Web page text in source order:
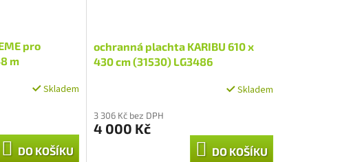
pro
m
Skladem
DO KOŠÍKU
ochranná plachta KARIBU 610 x
430 cm (31530) LG3486
Skladem
3 306 Kč bez DPH
4 000 Kč
DO KOŠÍKU